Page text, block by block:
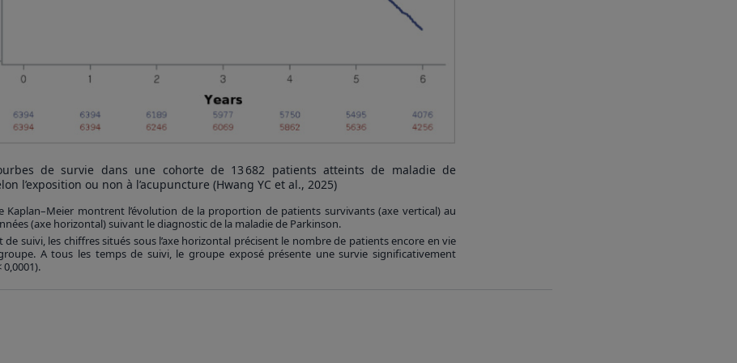
de survie dans une cohorte de 13 682 patients atteints de maladie de
l’exposition ou non à l’acupuncture (Hwang YC et al., 2025)
Kaplan–Meier montrent l’évolution de la proportion de patients survivants (axe vertical) au
(axe horizontal) suivant le diagnostic de la maladie de Parkinson.
de suivi, les chiffres situés sous l’axe horizontal précisent le nombre de patients encore en vie
A tous les temps de suivi, le groupe exposé présente une survie significativement
0,0001).